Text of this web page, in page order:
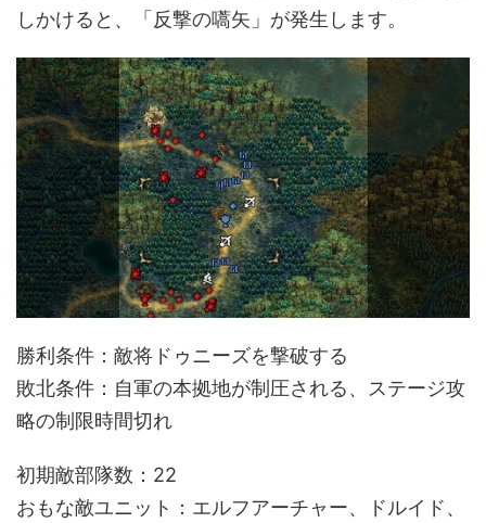
しかけると、「反撃の嚆矢」が発生します。
勝利条件：敵将ドゥニーズを撃破する
敗北条件：自軍の本拠地が制圧される、ステージ攻
略の制限時間切れ
初期敵部隊数：22
おもな敵ユニット：エルフアーチャー、ドルイド、